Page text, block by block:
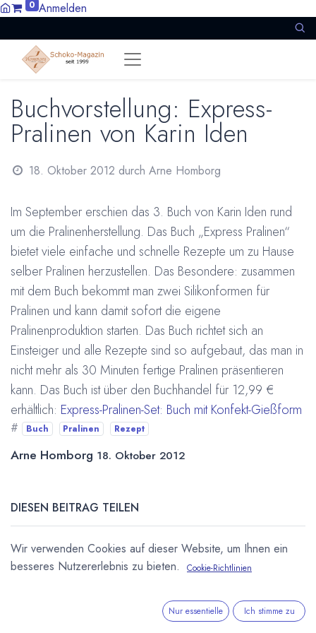
0 Anmelden
Buchvorstellung: Express-
Pralinen von Karin Iden
18. Oktober 2012 durch Arne Homborg
Im September erschien das 3. Buch von Karin Iden rund
um die Pralinenherstellung. Das Buch „Express Pralinen“
bietet viele einfache und schnelle Rezepte um zu Hause
selber Pralinen herzustellen. Das Besondere: zusammen
mit dem Buch bekommt man zwei Silikonformen für
Pralinen und kann damit sofort die eigene
Pralinenproduktion starten. Das Buch richtet sich an
Einsteiger und alle Rezepte sind so aufgebaut, das man in
nicht mehr als 30 Minuten fertige Pralinen präsentieren
kann. Das Buch ist über den Buchhandel für 12,99 €
erhältlich: Express-Pralinen-Set: Buch mit Konfekt-Gießform
# Buch Pralinen Rezept
Arne Homborg 18. Oktober 2012
DIESEN BEITRAG TEILEN
Wir verwenden Cookies auf dieser Website, um Ihnen ein
besseres Nutzererlebnis zu bieten.
Cookie-Richtlinien
Nur essentielle Ich stimme zu